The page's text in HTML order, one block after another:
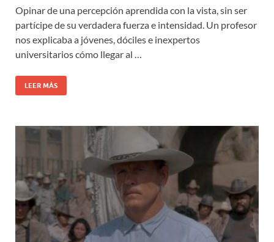
Opinar de una percepción aprendida con la vista, sin ser
partícipe de su verdadera fuerza e intensidad. Un profesor
nos explicaba a jóvenes, dóciles e inexpertos
universitarios cómo llegar al …
LEER MÁS